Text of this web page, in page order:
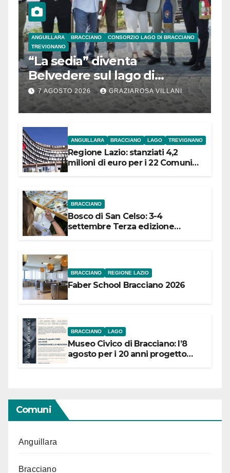
ANGUILLARA BRACCIANO
CONSORZIO LAGO DI BRACCIANO
TREVIGNANO
“La sedia” diventa
Belvedere sul lago di
Bracciano: ieri
l’inaugurazione
7 AGOSTO 2026 GRAZIAROSA VILLANI
ANGUILLARA BRACCIANO LAGO TREVIGNANO
Regione Lazio: stanziati 4,2
milioni di euro per i 22 Comuni
BRACCIANO
Bosco di San Celso: 3-4
settembre Terza edizione
BRACCIANO REGIONE LAZIO
Faber School Bracciano 2026
BRACCIANO LAGO
Museo Civico di Bracciano: l’8
agosto per i 20 anni progetto
Comuni
Anguillara
Bracciano